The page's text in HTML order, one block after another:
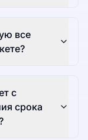
все
с
срока